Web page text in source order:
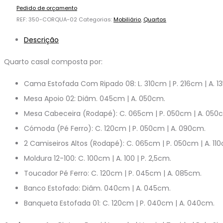
Pedido de orçamento
REF: 350-CORQUA-02 Categorias:Mobiliário, Quartos
Descrição
Quarto casal composta por:
Cama Estofada Com Ripado 08: L. 310cm | P. 216cm | A.
Mesa Apoio 02: Diâm. 045cm | A. 050cm.
Mesa Cabeceira (Rodapé): C. 065cm | P. 050cm | A.
Cómoda (Pé Ferro): C. 120cm | P. 050cm | A. 090cm.
2 Camiseiros Altos (Rodapé): C. 065cm | P. 050cm | A.
Moldura 12-100: C. 100cm | A. 100 | P. 2,5cm.
Toucador Pé Ferro: C. 120cm | P. 045cm | A. 085cm.
Banco Estofado: Diâm. 040cm | A. 045cm.
Banqueta Estofada 01: C. 120cm | P. 040cm | A. 040cm.